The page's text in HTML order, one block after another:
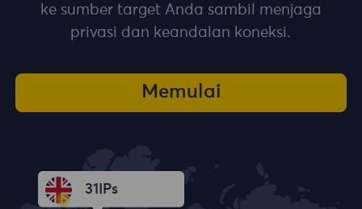
ke sumber target Anda sambil menjaga
privasi dan keandalan koneksi.
Memulai
31 IPs